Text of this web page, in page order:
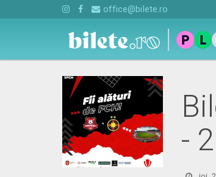
office@bilete.ro
-